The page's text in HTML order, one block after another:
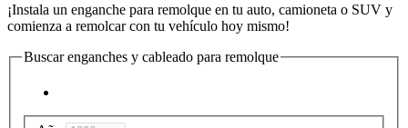
¡Instala un enganche para remolque en tu auto, camioneta o SUV y
comienza a remolcar con tu vehículo hoy mismo!
Buscar enganches y cableado para remolque